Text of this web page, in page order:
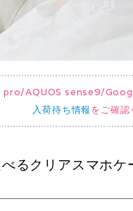
pro/AQUOS sense9/
入荷待ち情報をご確
クリアスマホケ